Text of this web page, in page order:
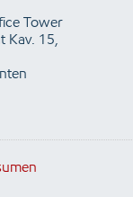
Tower
Kav. 15,